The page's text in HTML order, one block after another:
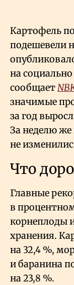
Картофель
подешевели
на
сообщает
значимые
за год
За неделю
не
Что
Главные
в
корнеплоды
хранения.
на 32,4 %,
и баранина
на 23,8 %.